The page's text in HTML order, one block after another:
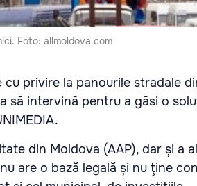
Foto: allmoldova.com
privire la panourile stradale
să intervină pentru a găsi o
din Moldova (AAP), dar și a
are o bază legală și nu ţine